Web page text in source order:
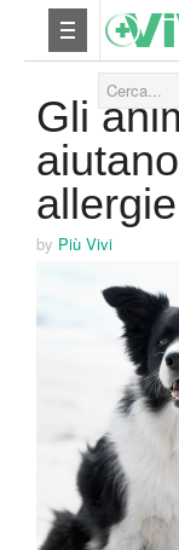
Gli
by Più Vivi